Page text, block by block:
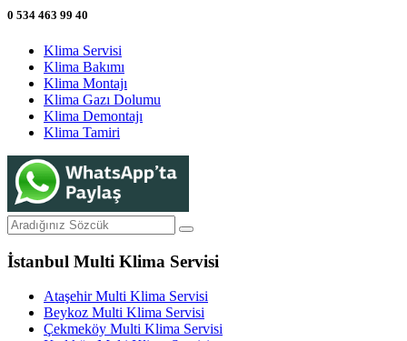
0 534 463 99 40
Klima Servisi
Klima Bakımı
Klima Montajı
Klima Gazı Dolumu
Klima Demontajı
Klima Tamiri
İstanbul Multi Klima Servisi
Ataşehir Multi Klima Servisi
Beykoz Multi Klima Servisi
Çekmeköy Multi Klima Servisi